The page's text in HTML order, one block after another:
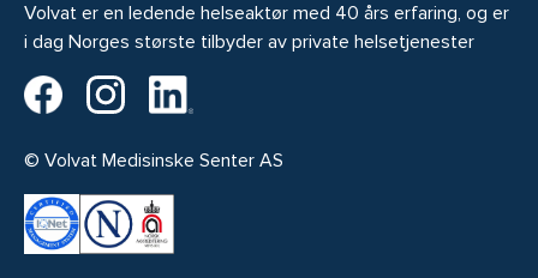
Volvat er en ledende helseaktør med 40 års erfaring, og er
i dag Norges største tilbyder av private helsetjenester
Volvat på Facebook
Volvat på Instagram
© Volvat Medisinske Senter AS